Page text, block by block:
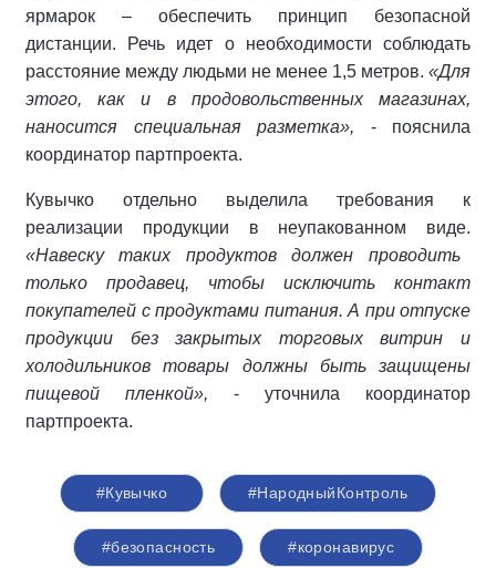
ярмарок – обеспечить принцип безопасной
дистанции. Речь идет о необходимости соблюдать
расстояние между людьми не менее 1,5 метров. «Для
этого, как и в продовольственных магазинах,
наносится специальная разметка», - пояснила
координатор партпроекта.
Кувычко отдельно выделила требования к
реализации продукции в неупакованном виде.
«Навеску таких продуктов должен проводить
только продавец, чтобы исключить контакт
покупателей с продуктами питания. А при отпуске
продукции без закрытых торговых витрин и
холодильников товары должны быть защищены
пищевой пленкой», - уточнила координатор
партпроекта.
#Кувычко #НародныйКонтроль
#безопасность #коронавирус